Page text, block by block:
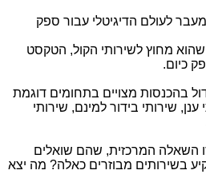
לעולם הדיגיטלי עבור ספק
מחוץ לשירותי הקול, הטקסט
כיום.
בהכנסות מצויים בתחומים דוגמת
ענן, שירותי בידור למינם, שירותי
השאלה המרכזית, שהם שואלים
בשירותים מבוזרים כאלה? מה יצא